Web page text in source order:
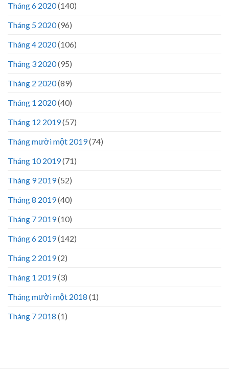
Tháng 6 2020(140)
Tháng 5 2020(96)
Tháng 4 2020(106)
Tháng 3 2020(95)
Tháng 2 2020(89)
Tháng 1 2020(40)
Tháng 12 2019(57)
Tháng mười một 2019(74)
Tháng 10 2019(71)
Tháng 9 2019(52)
Tháng 8 2019(40)
Tháng 7 2019(10)
Tháng 6 2019(142)
Tháng 2 2019(2)
Tháng 1 2019(3)
Tháng mười một 2018 (1)
Tháng 7 2018 (1)